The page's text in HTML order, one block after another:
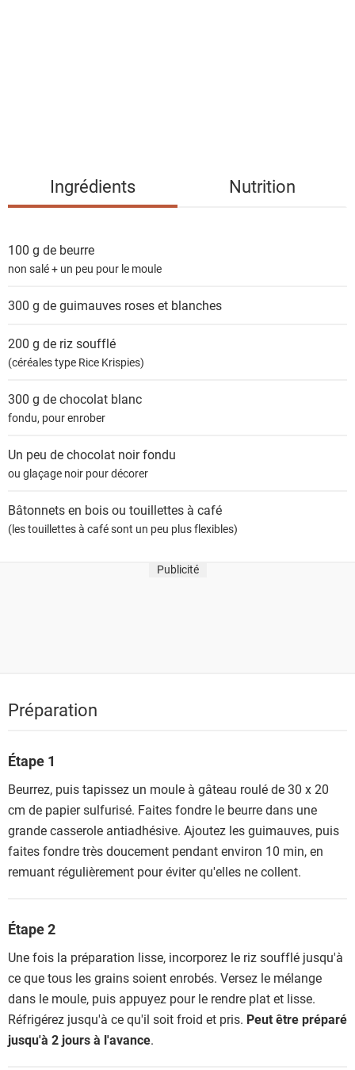
e
n
s
Ingrédients Nutrition
100 g de beurre
non salé + un peu pour le moule
300 g deguimauves roses et blanches
200 g de riz soufflé
(céréales type Rice Krispies)
300 g dechocolat blanc
fondu, pour enrober
Un peu de chocolat noir fondu
ou glaçage noir pour décorer
Bâtonnets en bois ou touillettes à café
(les touillettes à café sont un peu plus flexibles)
Publicité
Préparation
Étape 1
Beurrez, puis tapissez un moule à gâteau roulé de 30 x 20
cm de papier sulfurisé. Faites fondre le beurre dans une
grande casserole antiadhésive. Ajoutez les guimauves, puis
faites fondre très doucement pendant environ 10 min, en
remuant régulièrement pour éviter qu'elles ne collent.
Étape 2
Une fois la préparation lisse, incorporez le riz soufflé jusqu'à
ce que tous les grains soient enrobés. Versez le mélange
dans le moule, puis appuyez pour le rendre plat et lisse.
Réfrigérez jusqu'à ce qu'il soit froid et pris. Peut être préparé
jusqu'à 2 jours à l'avance.